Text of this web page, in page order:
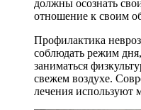
должны осознать
отношение к своим
Профилактика
соблюдать режим
заниматься
свежем воздухе.
лечения